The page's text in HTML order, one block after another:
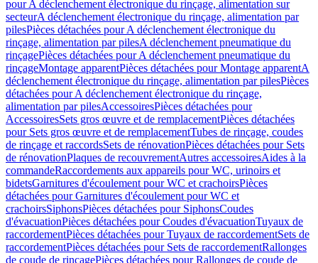
pour A déclenchement électronique du rinçage, alimentation sur
secteurA déclenchement électronique du rinçage, alimentation par
pilesPièces détachées pour A déclenchement électronique du
rinçage, alimentation par pilesA déclenchement pneumatique du
rinçagePièces détachées pour A déclenchement pneumatique du
rinçageMontage apparentPièces détachées pour Montage apparentA
déclenchement électronique du rinçage, alimentation par pilesPièces
détachées pour A déclenchement électronique du rinçage,
alimentation par pilesAccessoiresPièces détachées pour
AccessoiresSets gros œuvre et de remplacementPièces détachées
pour Sets gros œuvre et de remplacementTubes de rinçage, coudes
de rinçage et raccordsSets de rénovationPièces détachées pour Sets
de rénovationPlaques de recouvrementAutres accessoiresAides à la
commandeRaccordements aux appareils pour WC, urinoirs et
bidetsGarnitures d'écoulement pour WC et crachoirsPièces
détachées pour Garnitures d'écoulement pour WC et
crachoirsSiphonsPièces détachées pour SiphonsCoudes
d'évacuationPièces détachées pour Coudes d'évacuationTuyaux de
raccordementPièces détachées pour Tuyaux de raccordementSets de
raccordementPièces détachées pour Sets de raccordementRallonges
de coude de rinçagePièces détachées pour Rallonges de coude de